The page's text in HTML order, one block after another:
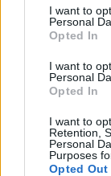
I want to
Personal
Opted In
I want to
Personal
Opted In
I want to
Retention,
Personal
Purposes
Opted Out
socialinių
tariant, ko
medį
kalną tokių
Kas ten